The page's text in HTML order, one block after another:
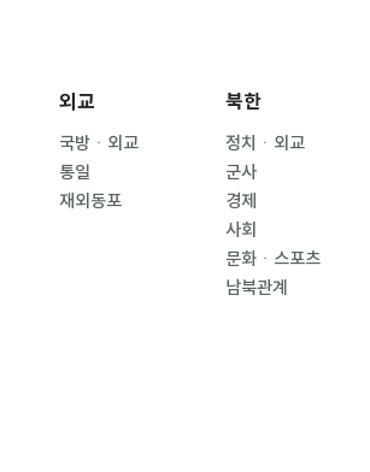
외교
국방ㆍ외교
통일
재외동포
북한
정치ㆍ외교
군사
경제
사회
문화ㆍ스포츠
남북관계